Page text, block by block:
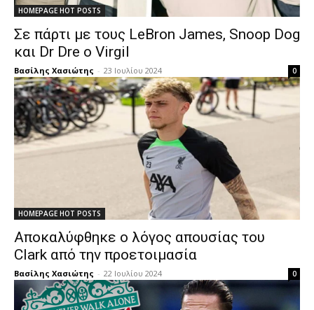
HOMEPAGE HOT POSTS
Σε πάρτι με τους LeBron James, Snoop Dog
και Dr Dre ο Virgil
Βασίλης Χασιώτης - 23 Ιουλίου 2024 0
HOMEPAGE HOT POSTS
Αποκαλύφθηκε ο λόγος απουσίας του
Clark από την προετοιμασία
Βασίλης Χασιώτης - 22 Ιουλίου 2024 0